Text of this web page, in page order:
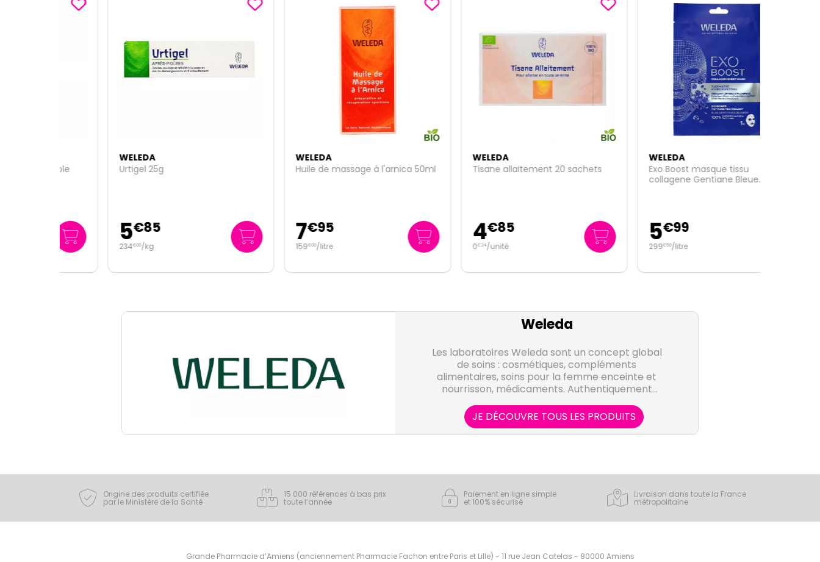
5
234
Huile de massage à l'arnica 50ml
7€
159
Tisane allaitement 20 sachets
4
0 24
Exo Boost masque tissu
collagene Gentiane Bleue
5
299
Weleda
Les laboratoires Weleda sont un concept global
de soins : cosmétiques, compléments
alimentaires, soins pour la femme enceinte et
nourrisson, médicaments. Authentiquement
nature, les forces vives qui stimulent les
capacités de régulation et de régénération de
l'organisme.
JE DÉCOUVRE TOUS LES PRODUITS
Origine des produits certifiée
par le Ministère de la Santé
15 000 références à bas prix
toute l’année
Paiement en ligne simple
et 100% sécurisé
Livraison dans toute la France
métropolitaine
Grande Pharmacie d’Amiens (anciennement Pharmacie Fachon entre Paris et Lille) - 11 rue Jean Catelas - 80000 Amiens